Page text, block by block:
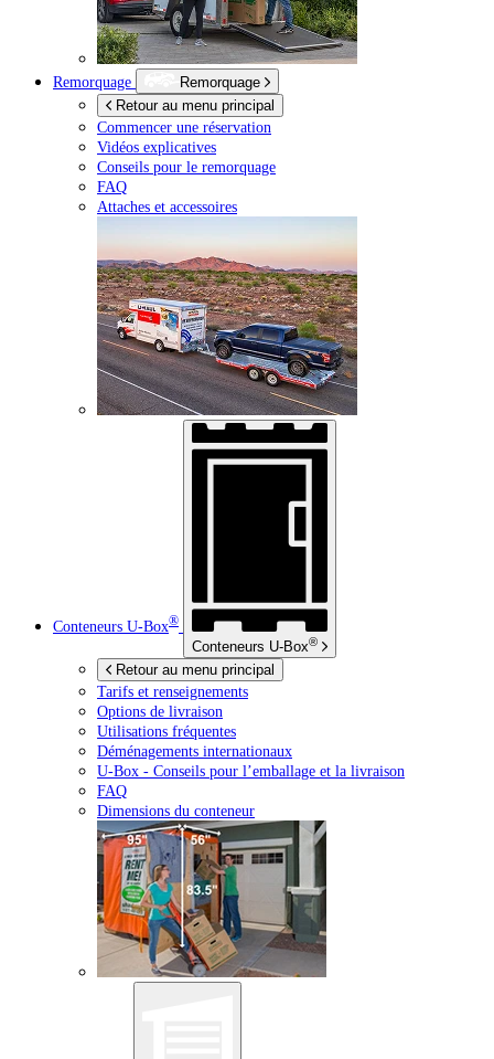
Remorquage
Remorquage
Retour au menu principal
Commencer une réservation
Vidéos explicatives
Conseils pour le remorquage
FAQ
Attaches et accessoires
Conteneurs U-Box®
Conteneurs U-Box®
Retour au menu principal
Tarifs et renseignements
Options de livraison
Utilisations fréquentes
Déménagements internationaux
U-Box - Conseils pour l’emballage et la livraison
FAQ
Dimensions du conteneur